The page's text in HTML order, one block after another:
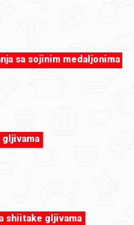
Ladom Dark
sa sojinim medaljonima
gljivama
shiitake gljivama